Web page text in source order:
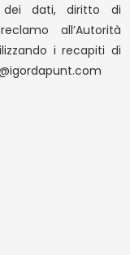
dei dati, diritto di
all’Autorità
i recapiti di